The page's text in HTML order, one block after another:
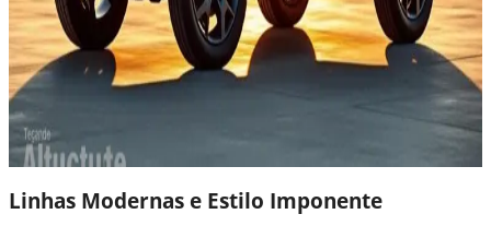
Linhas Modernas e Estilo Imponente